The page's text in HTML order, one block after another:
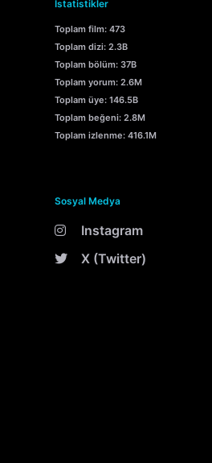
İstatistikler
Toplam film: 473
Toplam dizi: 2.3B
Toplam bölüm: 37B
Toplam yorum: 2.6M
Toplam üye: 146.5B
Toplam beğeni: 2.8M
Toplam izlenme: 416.1M
Sosyal Medya
Instagram
X (Twitter)